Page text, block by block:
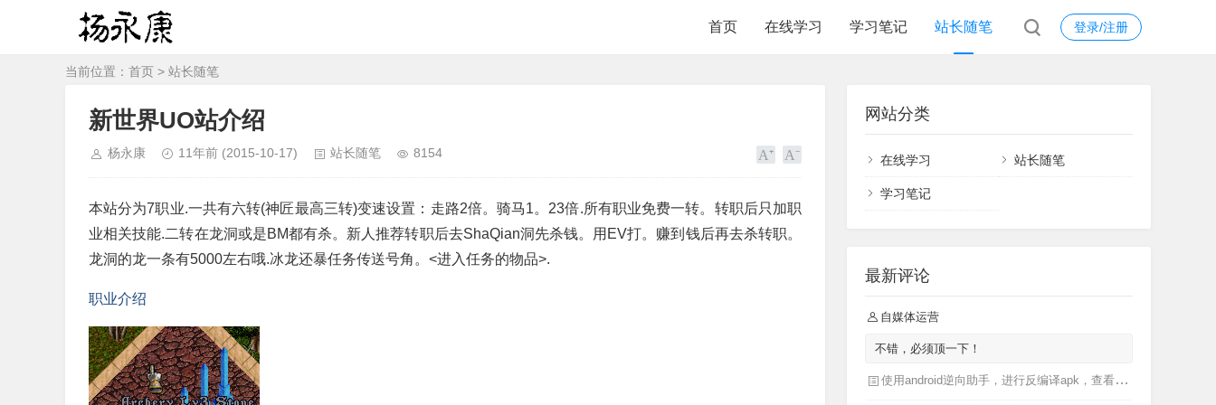
登录/注册
首页 在线学习 学习笔记 站长随笔
当前位置： 首页 > 站长随笔
新世界UO站介绍
杨永康 11年前 (2015-10-17) 站长随笔 8154
本站分为7职业.一共有六转(神匠最高三转)变速设置：走路2倍。骑马1。23倍.所有职业免费一转。转职后只加职
业相关技能.二转在龙洞或是BM都有杀。新人推荐转职后去ShaQian洞先杀钱。用EV打。赚到钱后再去杀转职。
龙洞的龙一条有5000左右哦.冰龙还暴任务传送号角。<进入任务的物品>.
职业介绍
网站分类
在线学习 站长随笔
学习笔记
最新评论
自媒体运营
不错，必须顶一下！
使用android逆向助手，进行反编译apk，查看apk源码